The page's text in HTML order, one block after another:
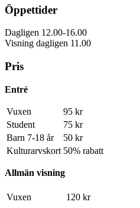
Öppettider
Dagligen 12.00-16.00
Visning dagligen 11.00
Pris
Entré
Vuxen
95 kr
Student
75 kr
Barn 7-18 år
50 kr
Kulturarvskort 50% rabatt
Allmän visning
Vuxen
120 kr